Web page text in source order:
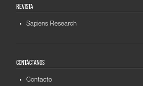
REVISTA
Sapiens Research
CONTÁCTANOS
Contacto